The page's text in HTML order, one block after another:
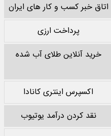
اتاق خبر کسب و کار های ایران
پرداخت ارزی
خرید آنلاین طلای آب شده
اکسپرس اینتری کانادا
نقد کردن درآمد یوتیوب